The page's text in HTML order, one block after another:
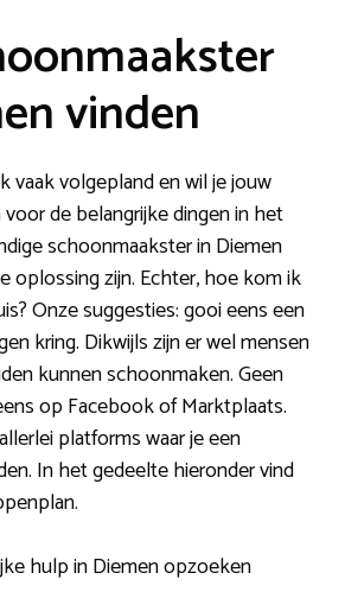
vinden
vaak volgepland en wil je jouw
de belangrijke dingen in het
schoonmaakster in Diemen
oplossing zijn. Echter, hoe kom ik
Onze suggesties: gooi eens een
kring. Dikwijls zijn er wel mensen
kunnen schoonmaken. Geen
op Facebook of Marktplaats.
platforms waar je een
In het gedeelte hieronder vind
hulp in Diemen opzoeken